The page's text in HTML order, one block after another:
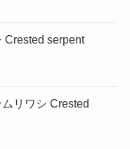
Crested serpent
リワシ Crested